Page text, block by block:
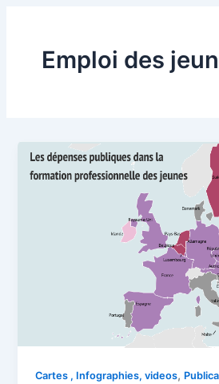
Emploi des
Cartes , Infographies, videos,